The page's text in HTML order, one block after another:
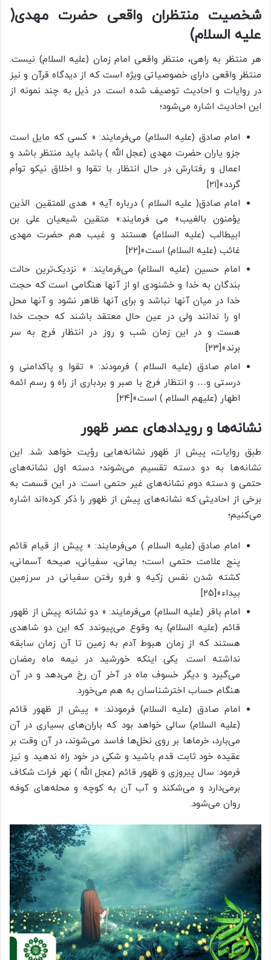
شخصیت منتظران واقعی حضرت مهدی(
علیه السلام)
هر منتظر به راهی، منتظر واقعی امام زمان (علیه السلام) نیست.
منتظر واقعی دارای خصوصیاتی ویژه است که از دیدگاه قرآن و نیز
در روایات و احادیث توصیف شده است. در ذیل به چند نمونه از
این احادیث اشاره می‌شود؛
امام صادق (علیه السلام) می‌فرمایند: « کسی که مایل است
جزو یاران حضرت مهدی (عجل الله ) باشد باید منتظر باشد و
اعمال و رفتارش در حال انتظار با تقوا و اخلاق نیکو توأم
گردد»[۲۱]
امام صادق( علیه السلام ) درباره آیه « هدی للمتقین. الذین
یؤمنون بالغیب» می فرمایند:« متقین شیعیان علی بن
ابیطالب (علیه السلام) هستند و غیب هم حضرت مهدی
غائب (علیه السلام) است»[۲۲]
امام حسین (علیه السلام) می‌فرمایند: « نزدیک‌ترین حالت
بندگان به خدا و خشنودی او از آنها هنگامی است که حجت
خدا در میان آنها نباشد و برای آنها ظاهر نشود و آنها محل
او را ندانند ولی در عین حال معتقد باشند که حجت خدا
هست و در این زمان شب و روز در انتظار فرج به سر
برند»[۲۳]
امام صادق (علیه السلام ) فرمودند: « تقوا و پاکدامنی و
درستی و… و انتظار فرج با صبر و بردباری از راه و رسم ائمه
اطهار (علیهم السلام ) است»[۲۴]
نشانه‌ها و رویدادهای عصر ظهور
طبق روایات، پیش از ظهور نشانه‌هایی رؤیت خواهد شد. این
نشانه‌ها به دو دسته تقسیم می‌شوند؛ دسته اول نشانه‌های
حتمی و دسته دوم نشانه‌های غیر حتمی است. در این قسمت به
برخی از احادیثی که نشانه‌های پیش از ظهور را ذکر کرده‌اند اشاره
می‌کنیم؛
امام صادق (علیه السلام ) می‌فرمایند: « پیش از قیام قائم
پنج علامت حتمی است؛ یمانی، سفیانی، صیحه آسمانی،
کشته شدن نفس زکیه و فرو رفتن سفیانی در سرزمین
بیداء»[۲۵]
امام باقر (علیه السلام) می‌فرمایند: « دو نشانه پیش از ظهور
قائم (علیه السلام) به وقوع می‌پیوندد که این دو شاهدی
هستند که از زمان هبوط آدم به زمین تا آن زمان سابقه
نداشته است. یکی اینکه خورشید در نیمه ماه رمضان
می‌گیرد و دیگر خسوف ماه در آخر آن رخ می‌دهد و در آن
هنگام حساب اخترشناسان به هم می‌خورد.
امام صادق (علیه السلام) فرمودند: « پیش از ظهور قائم
(علیه السلام) سالی خواهد بود که باران‌های بسیاری در آن
می‌بارد، خرماها بر روی نخل‌ها فاسد می‌شوند، در آن وقت بر
عقیده خود ثابت قدم باشید و شکی در خود راه ندهید. و نیز
فرمود: سال پیروزی و ظهور قائم (عجل الله ) نهر فرات شکاف
برمی‌دارد و می‌شکند و آب آن به کوچه و محله‌های کوفه
روان می‌شود.